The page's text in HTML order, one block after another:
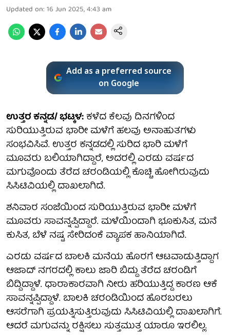
Updated on: 16 Jun 2025, 4:43 am
Add as a preferred source
on Google
ಉತ್ತರ ಕನ್ನಡ/ ಭಟ್ಕಳ:ಕಳೆದ ಕೆಲವು ದಿನಗಳಿಂದ
ಸುರಿಯುತ್ತಿರುವ ಭಾರೀ ಮಳೆಗೆ ಹಲವು ಅನಾಹುತಗಳು
ಸಂಭವಿಸಿವೆ. ಉತ್ತರ ಕನ್ನಡದಲ್ಲಿ ಸುರಿದ ಭಾರಿ ಮಳೆಗೆ
ಮೂವರು ಬಲಿಯಾಗಿದ್ದಾರೆ, ಅದರಲ್ಲಿ ಎರಡು ವರ್ಷದ
ಮಗುವೊಂದು ತೆರೆದ ಚರಂಡಿಯಲ್ಲಿ ಕೊಚ್ಚಿ ಹೋಗಿರುವುದು
ಸಿಸಿಟಿವಿಯಲ್ಲಿ ದಾಖಲಾಗಿದೆ.
ಶನಿವಾರ ಸಂಜೆಯಿಂದ ಸುರಿಯುತ್ತಿರುವ ಭಾರೀ ಮಳೆಗೆ
ಮೂವರು ಸಾವನ್ನಪ್ಪಿದ್ದಾರೆ. ಮಳೆಯಿಂದಾಗಿ ಭೂಕುಸಿತ, ಮನೆ
ಕುಸಿತ, ಬೆಳೆ ನಷ್ಟ ಸೇರಿದಂಕೆ ವ್ಯಾಪಕ ಹಾನಿಯಾಗಿದೆ.
ಎರಡು ವರ್ಷದ ಬಾಲಕಿ ಮನೆಯ ಹೊರಗೆ ಆಟವಾಡುತ್ತಿದ್ದಾಗ
ಆಜಾದ್ ನಗರದಲ್ಲಿ ಕಾಲು ಜಾರಿ ಬಿದ್ದು ತೆರೆದ ಚರಂಡಿಗೆ
ಬಿದ್ದಿದ್ದಾಳೆ. ಧಾರಾಕಾರವಾಗಿ ನೀರು ಹರಿಯುತ್ತಿದ್ದ ಕಾರಣ ಆಕೆ
ಸಾವನ್ನಪ್ಪಿದ್ದಾಳೆ. ಬಾಲಕಿ ಚರಂಡಿಯಿಂದ ಹೊರಬರಲು
ಆಸರೆಗಾಗಿ ಪ್ರಯತ್ನಿಸುತ್ತಿರುವುದು ಸಿಸಿಟಿವಿಯಲ್ಲಿ ದಾಖಲಾಗಿಗೆ.
ಆದರೆ ಮಗುವನ್ನು ರಕ್ಷಿಸಲು ಸುತ್ತಮುತ್ತ ಯಾರೂ ಇರಲಿಲ್ಲ.